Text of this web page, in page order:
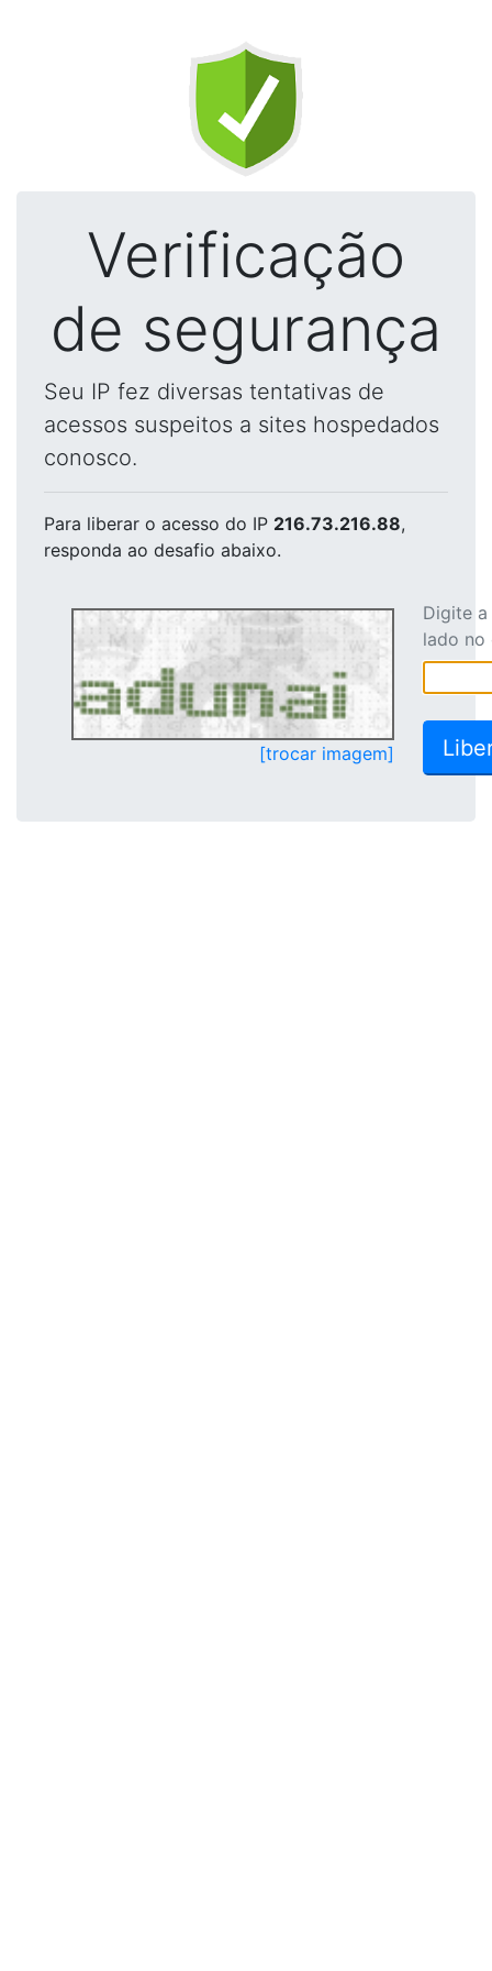
Verificação
de segurança
Seu IP fez diversas tentativas de
acessos suspeitos a sites hospedados
conosco.
Para liberar o acesso do IP 216.73.216.88,
responda ao desafio abaixo.
[trocar imagem]
Digite
lado no